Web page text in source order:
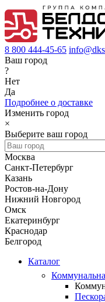
8 800 444-45-65
Ваш город
?
Нет
Да
Подробнее о доставке
Изменить город
×
Выберите ваш город
Москва
Санкт-Петербург
Казань
Ростов-на-Дону
Нижний Новгород
Омск
Екатеринбург
Краснодар
Белгород
Каталог